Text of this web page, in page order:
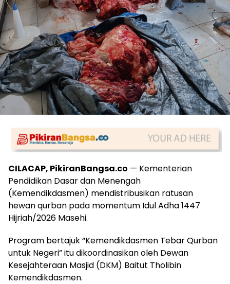
CILACAP, PikiranBangsa.co — Kementerian
Pendidikan Dasar dan Menengah
(Kemendikdasmen) mendistribusikan ratusan
hewan qurban pada momentum Idul Adha 1447
Hijriah/2026 Masehi.
Program bertajuk “Kemendikdasmen Tebar Qurban
untuk Negeri” itu dikoordinasikan oleh Dewan
Kesejahteraan Masjid (DKM) Baitut Tholibin
Kemendikdasmen.